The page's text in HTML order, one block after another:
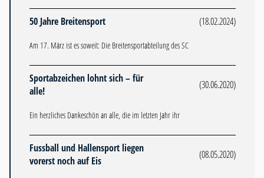
50 Jahre Breitensport (18.02.2024)
Am 17. März ist es soweit: Die Breitensportabteilung des SC
Sportabzeichen lohnt sich – für
alle!
(30.06.2020)
Ein herzliches Dankeschön an alle, die im letzten Jahr ihr
Fussball und Hallensport liegen
vorerst noch auf Eis
(08.05.2020)